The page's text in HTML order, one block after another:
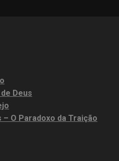
Deus
O Paradoxo da Traição